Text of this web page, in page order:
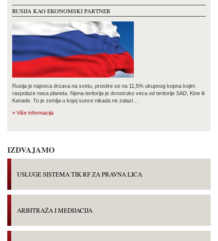
RUSIJA KAO EKONOMSKI PARTNER
Rusija je najveca drzava na svetu, prostire se na 11,5% ukupnog kopna kojim
raspolaze nasa planeta. Njena teritorija je dvostruko veca od teritorije SAD, Kine ili
Kanade. To je zemlja u kojoj sunce nikada ne zalazi…
» Više informacija
IZDVAJAMO
USLUGE SISTEMA TIK RF ZA PRAVNA LICA
ARBITRAŽA I MEDIJACIJA